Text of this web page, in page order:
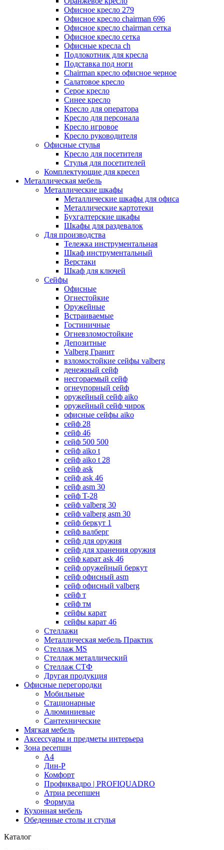
Офисное кресло 279
Офисное кресло chairman 696
Офисное кресло chairman сетка
Офисное кресло сетка
Офисные кресла ch
Подлокотник для кресла
Подставка под ноги
Сhairman кресло офисное черное
Салатовое кресло
Серое кресло
Синее кресло
Кресло для оператора
Кресло для персонала
Кресло игровое
Кресло руководителя
Офисные стулья
Кресло для посетителя
Стулья для посетителей
Комплектующие для кресел
Металлическая мебель
Металлические шкафы
Металлические шкафы для офиса
Металлические картотеки
Бухгалтерские шкафы
Шкафы для раздевалок
Для производства
Тележка инструментальная
Шкаф инструментальный
Верстаки
Шкаф для ключей
Сейфы
Офисные
Огнестойкие
Оружейные
Встраиваемые
Гостиничные
Огневзломостойкие
Депозитные
Valberg Гранит
взломостойкие сейфы valberg
денежный сейф
несгораемый сейф
огнеупорный сейф
оружейный сейф aiko
оружейный сейф чирок
офисные сейфы aiko
сейф 28
сейф 46
сейф 500 500
сейф aiko t
сейф aiko t 28
сейф ask
сейф ask 46
сейф asm 30
сейф T-28
сейф valberg 30
сейф valberg asm 30
сейф беркут 1
сейф валберг
сейф для оружия
сейф для хранения оружия
сейф карат ask 46
сейф оружейный беркут
сейф офисный asm
сейф офисный valberg
сейф т
сейф тм
сейфы карат
сейфы карат 46
Стеллажи
Металлическая мебель Практик
Стеллаж MS
Стеллаж металлический
Стеллаж СТФ
Другая продукция
Офисные перегородки
Мобильные
Стационарные
Алюминиевые
Сантехнические
Мягкая мебель
Аксессуары и предметы интерьера
Зона ресепшн
А4
Дин-Р
Комфорт
Профиквадро | PROFIQUADRO
Атриа ресепшен
Формула
Кухонная мебель
Обеденные столы и стулья
Каталог